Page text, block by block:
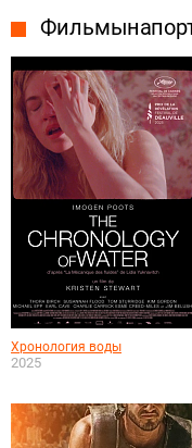
Фильмы на
Хронология воды
2025